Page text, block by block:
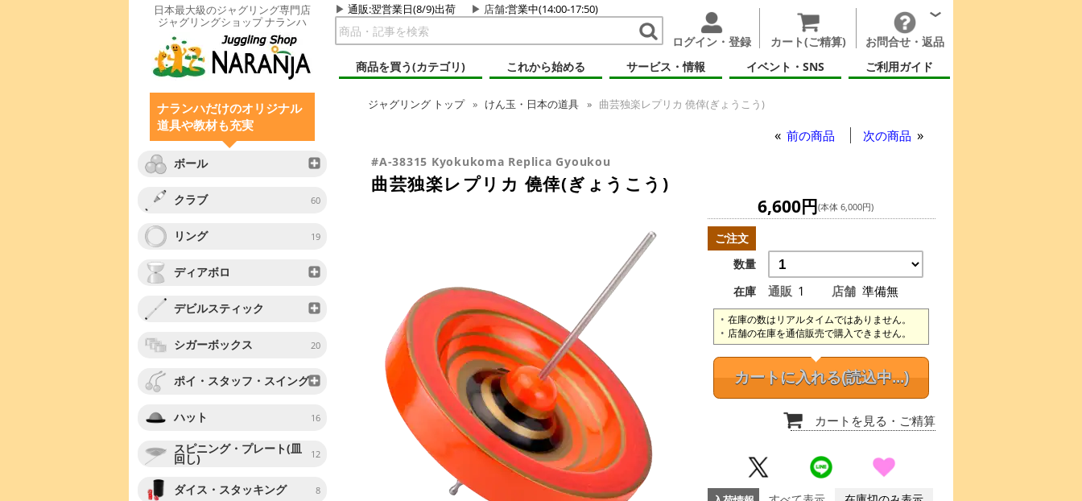
日本最大級のジャグリング専門店
ジャグリングショップ ナランハ
通販:翌営業日(8/9)出荷 店舗:営業中(14:00-17:50)
ログイン・登録 カート(ご精算)
お問合せ・返品
商品を買う(カテゴリ)
これから始める サービス・情報 イベント・SNS ご利用ガイド
ナランハだけのオリジナル
道具や教材も充実
ボール
クラブ 60
リング 19
ディアボロ
デビルスティック
シガーボックス 20
ポイ・スタッフ・スイング
ハット 16
スピニング・プレート(皿
回し) 12
ダイス・スタッキング 8
ジャグリング トップ けん玉・日本の道具 曲芸独楽レプリカ 僥倖(ぎょうこう)
前の商品 次の商品
#A-38315 Kyokukoma Replica Gyoukou
曲芸独楽レプリカ 僥倖(ぎょうこう)
6,600円(本体 6,000円)
ご注文
数量
在庫
通販 1 店舗 準備無
在庫の数はリアルタイムではありません。
店舗の在庫を通信販売で購入できません。
カートに入れる(読込中...)
カートを見る ・ご精算